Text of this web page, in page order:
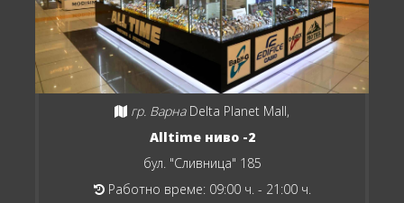
гр. Варна Delta Planet Mall,
Alltime ниво -2
бул. "Сливница" 185
Работно време: 09:00 ч. - 21:00 ч.